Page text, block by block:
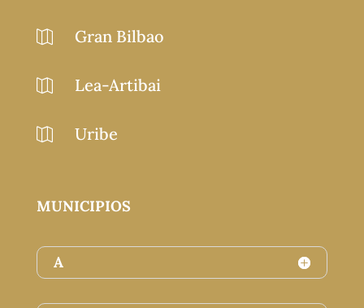
 Gran Bilbao
 Lea-Artibai
 Uribe
MUNICIPIOS
A